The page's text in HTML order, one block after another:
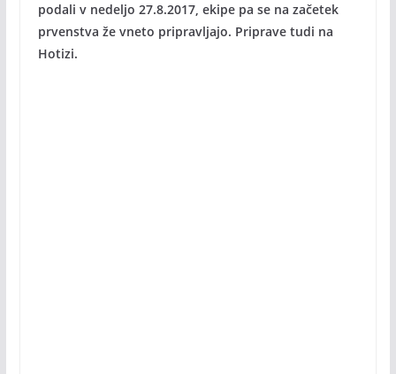
podali v nedeljo 27.8.2017, ekipe pa se na začetek
prvenstva že vneto pripravljajo. Priprave tudi na
Hotizi.